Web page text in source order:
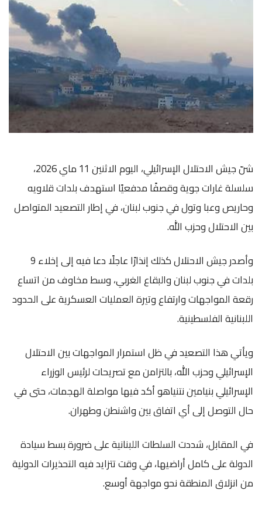
شنّ جيش الاحتلال الإسرائيلي، اليوم الاثنين 11 ماي 2026،
سلسلة غارات جوية وقصفًا مدفعيًا استهدف بلدات قلاويه
وحاريص وعبا وتول في جنوب لبنان، في إطار التصعيد المتواصل
بين الاحتلال وحزب الله.
وأصدر جيش الاحتلال كذلك إنذارًا عاجلًا دعا فيه إلى إخلاء 9
بلدات في جنوب لبنان والبقاع الغربي، وسط مخاوف من اتساع
رقعة المواجهات وارتفاع وتيرة العمليات العسكرية على الحدود
اللبنانية الفلسطينية.
ويأتي هذا التصعيد في ظل استمرار المواجهات بين الاحتلال
الإسرائيلي وحزب الله، بالتزامن مع تصريحات لرئيس الوزراء
الإسرائيليبنيامين نتنياهوأكد فيها مواصلة الهجمات، حتى في
حال التوصل إلى أي اتفاق بين واشنطن وطهران.
في المقابل، شددت السلطات اللبنانية على ضرورة بسط سيادة
الدولة على كامل أراضيها، في وقت تتزايد فيه التحذيرات الدولية
من انزلاق المنطقة نحو مواجهة أوسع.